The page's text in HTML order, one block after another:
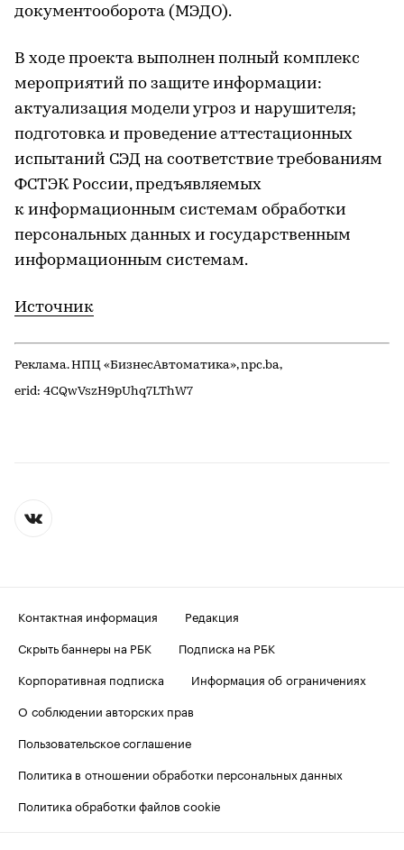
документооборота (МЭДО).
В ходе проекта выполнен полный комплекс
мероприятий по защите информации:
актуализация модели угроз и нарушителя;
подготовка и проведение аттестационных
испытаний СЭД на соответствие требованиям
ФСТЭК России, предъявляемых
к информационным системам обработки
персональных данных и государственным
информационным системам.
Источник
Реклама. НПЦ «БизнесАвтоматика», npc.ba,
erid: 4CQwVszH9pUhq7LThW7
Контактная информация
Редакция
Скрыть баннеры на РБК
Подписка на РБК
Корпоративная подписка
Информация об ограничениях
О соблюдении авторских прав
Пользовательское соглашение
Политика в отношении обработки персональных данных
Политика обработки файлов cookie